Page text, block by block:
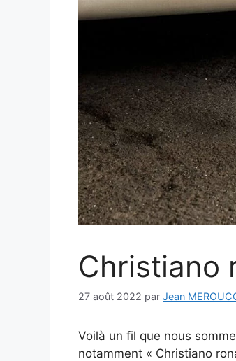
Christiano
27 août 2022 par Jean
Voilà un fil que nous
notamment « Christiano